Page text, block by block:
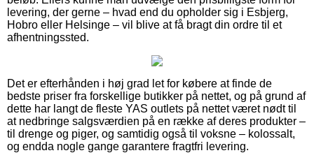
levering, der gerne – hvad end du opholder sig i Esbjerg,
Hobro eller Helsinge – vil blive at få bragt din ordre til et
afhentningssted.
Det er efterhånden i høj grad let for købere at finde de
bedste priser fra forskellige butikker på nettet, og på grund af
dette har langt de fleste YAS outlets på nettet været nødt til
at nedbringe salgsværdien på en række af deres produkter –
til drenge og piger, og samtidig også til voksne – kolossalt,
og endda nogle gange garantere fragtfri levering.